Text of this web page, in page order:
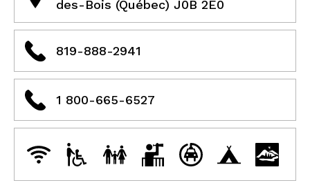
des-Bois (Québec) J0B 2E0
819-888-2941
1 800-665-6527